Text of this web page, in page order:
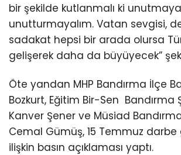
bir şekilde kutlanmalı ki
unutturmayalım. Vatan sevgisi,
sadakat hepsi bir arada olursa
gelişerek daha da büyüyecek”
Öte yandan MHP Bandırma İlçe
Bozkurt, Eğitim Bir-Sen Bandırma
Kanver Şener ve Müsiad
Cemal Gümüş, 15 Temmuz
ilişkin basın açıklaması yaptı.